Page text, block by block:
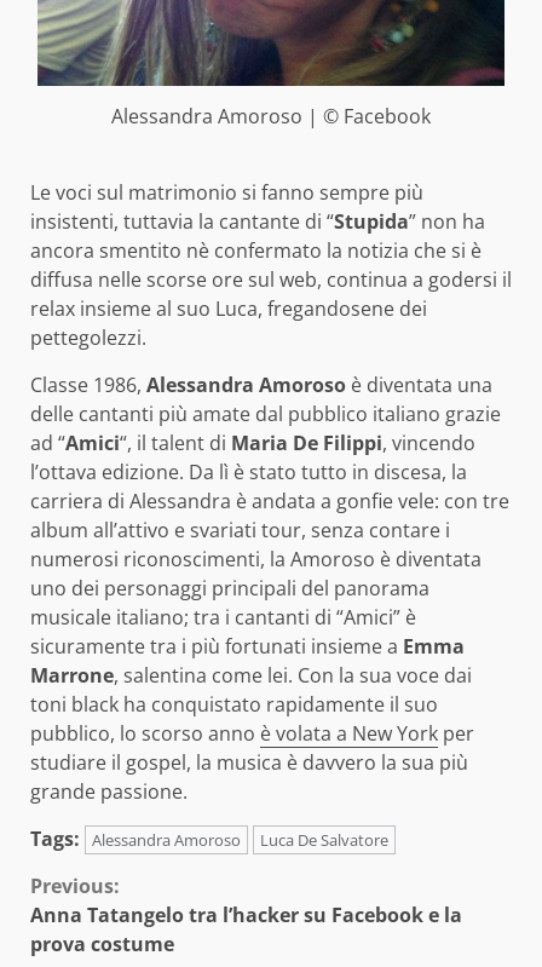
Alessandra Amoroso | © Facebook
Le voci sul matrimonio si fanno sempre più
insistenti, tuttavia la cantante di “Stupida” non ha
ancora smentito nè confermato la notizia che si è
diffusa nelle scorse ore sul web, continua a godersi il
relax insieme al suo Luca, fregandosene dei
pettegolezzi.
Classe 1986, Alessandra Amoroso è diventata una
delle cantanti più amate dal pubblico italiano grazie
ad “Amici“, il talent di Maria De Filippi, vincendo
l’ottava edizione. Da lì è stato tutto in discesa, la
carriera di Alessandra è andata a gonfie vele: con tre
album all’attivo e svariati tour, senza contare i
numerosi riconoscimenti, la Amoroso è diventata
uno dei personaggi principali del panorama
musicale italiano; tra i cantanti di “Amici” è
sicuramente tra i più fortunati insieme a Emma
Marrone, salentina come lei. Con la sua voce dai
toni black ha conquistato rapidamente il suo
pubblico, lo scorso anno è volata a New York per
studiare il gospel, la musica è davvero la sua più
grande passione.
Tags:
Alessandra Amoroso Luca De Salvatore
Continue
Reading
Previous:
Anna Tatangelo tra l’hacker su Facebook e la
prova costume